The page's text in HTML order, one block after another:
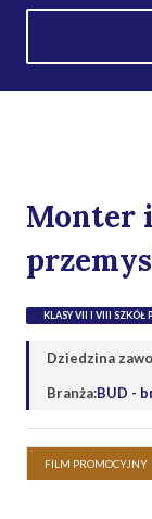
Monter
KLASY VII I VIII SZKÓŁ
Dziedzina
Branża:BUD -
FILM PROMOCYJNY